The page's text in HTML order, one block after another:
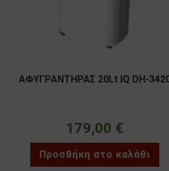
ΑΦΥΓΡΑΝΤΗΡΑΣ 20Lt IQ DH-
179,00 €
Προσθήκη στο καλάθι